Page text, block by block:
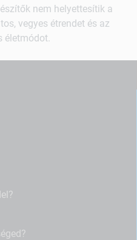
nem helyettesítik a
vegyes étrendet és az
életmódot.